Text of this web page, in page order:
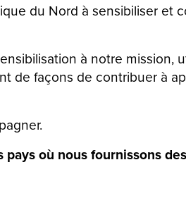
du Nord à sensibiliser et
à notre mission,
de façons de contribuer à
où nous fournissons